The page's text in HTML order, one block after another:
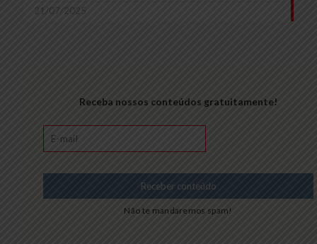
21/07/2025
Receba nossos conteúdos gratuitamente!
Não te mandaremos spam!